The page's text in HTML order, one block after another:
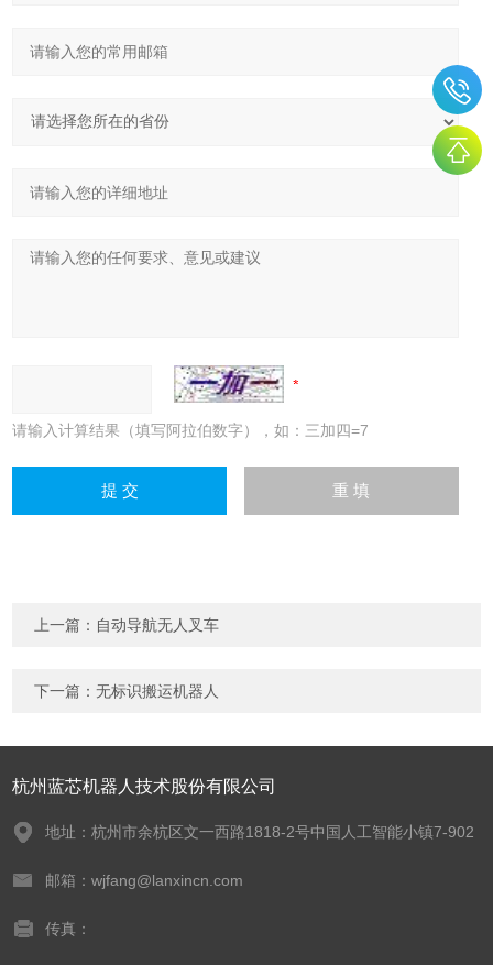
请输入计算结果（填写阿拉伯数字），如：三加四=7
上一篇： 自动导航无人叉车
下一篇：无标识搬运机器人
杭州蓝芯机器人技术股份有限公司
地址：杭州市余杭区文一西路1818-2号中国人工智能小镇7-902
邮箱：wjfang@lanxincn.com
传真：